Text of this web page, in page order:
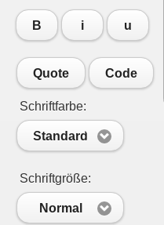
B i u
Quote Code
Schriftfarbe:
Standard
Schriftgröße:
Normal